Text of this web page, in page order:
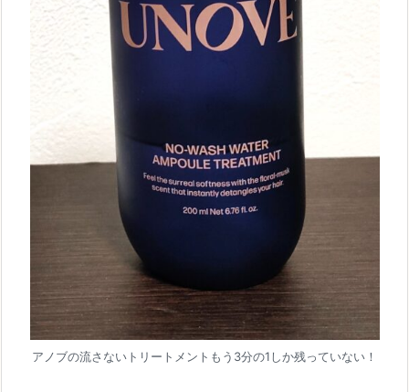
アノブの流さないトリートメントもう3分の1しか残っていない！